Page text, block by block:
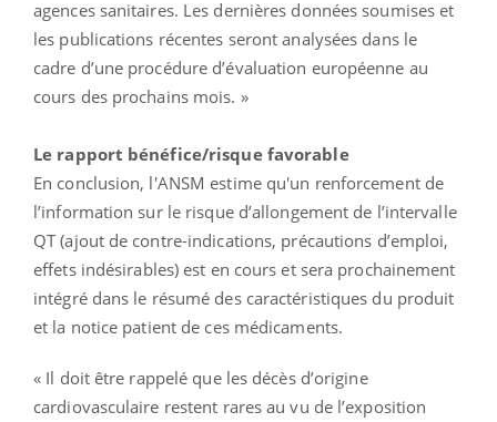
agences sanitaires. Les dernières données soumises et
les publications récentes seront analysées dans le
cadre d’une procédure d’évaluation européenne au
cours des prochains mois. »
Le rapport bénéfice/risque favorable
En conclusion, l'ANSM estime qu'un renforcement de
l’information sur le risque d’allongement de l’intervalle
QT (ajout de contre-indications, précautions d’emploi,
effets indésirables) est en cours et sera prochainement
intégré dans le résumé des caractéristiques du produit
et la notice patient de ces médicaments.
« Il doit être rappelé que les décès d’origine
cardiovasculaire restent rares au vu de l’exposition